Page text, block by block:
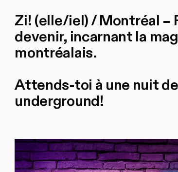
Zi! (elle/iel) / Montréal –
devenir, incarnant la
montréalais.
Attends-toi à une nuit
underground!